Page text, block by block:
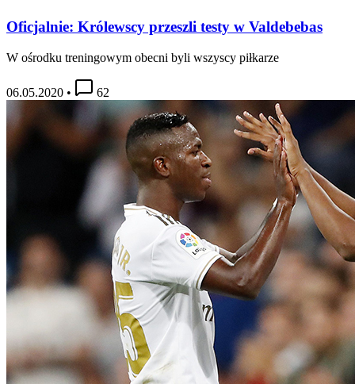
Oficjalnie: Królewscy przeszli testy w Valdebebas
W ośrodku treningowym obecni byli wszyscy piłkarze
06.05.2020 • 62